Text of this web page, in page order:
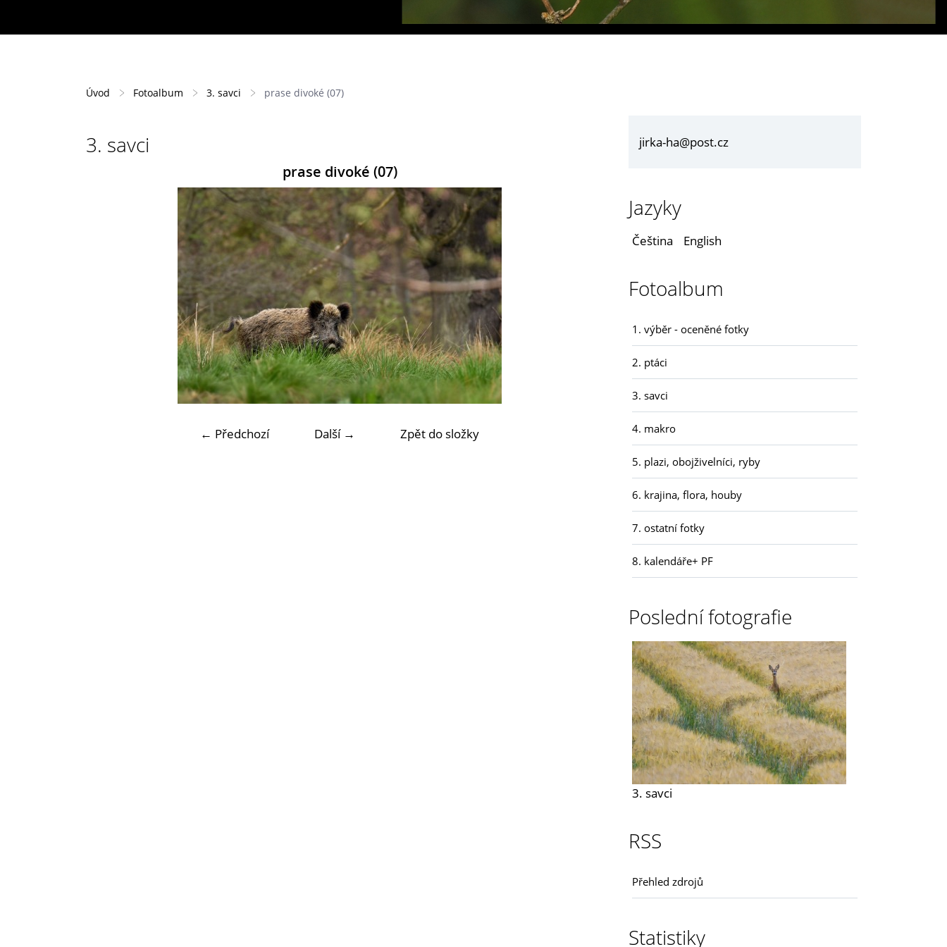
Úvod Fotoalbum 3. savci prase divoké (07)
3. savci
prase divoké (07)
← Předchozí Další → Zpět do složky
jirka-ha@post.cz
Jazyky
Čeština English
Fotoalbum
1. výběr - oceněné fotky
2. ptáci
3. savci
4. makro
5. plazi, obojživelníci, ryby
6. krajina, flora, houby
7. ostatní fotky
8. kalendáře+ PF
Poslední fotografie
3. savci
RSS
Přehled zdrojů
Statistiky